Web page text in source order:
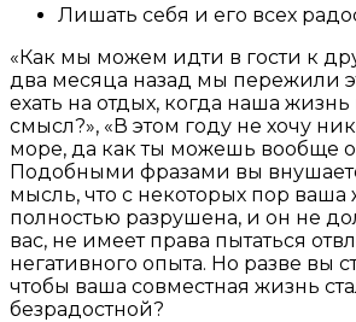
Лишать себя и его всех
«Как мы можем идти в гости к
два месяца назад мы пережили
ехать на отдых, когда наша жизнь
смысл?», «В этом году не хочу
море, да как ты можешь вообще
Подобными фразами вы
мысль, что с некоторых пор ваша
полностью разрушена, и он не
вас, не имеет права пытаться
негативного опыта. Но разве вы
чтобы ваша совместная жизнь
безрадостной?